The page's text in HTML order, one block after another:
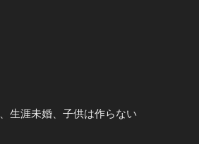
生涯未婚、子供は作らない